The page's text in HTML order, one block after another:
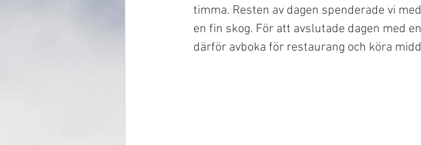
timma. Resten av dagen spenderade vi
en fin skog. För att avslutade dagen med
därför avboka för restaurang och köra